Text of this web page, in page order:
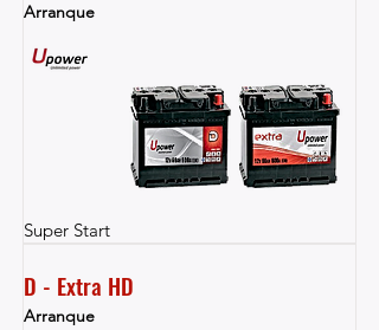
Arranque
Super Start
D - Extra HD
Arranque